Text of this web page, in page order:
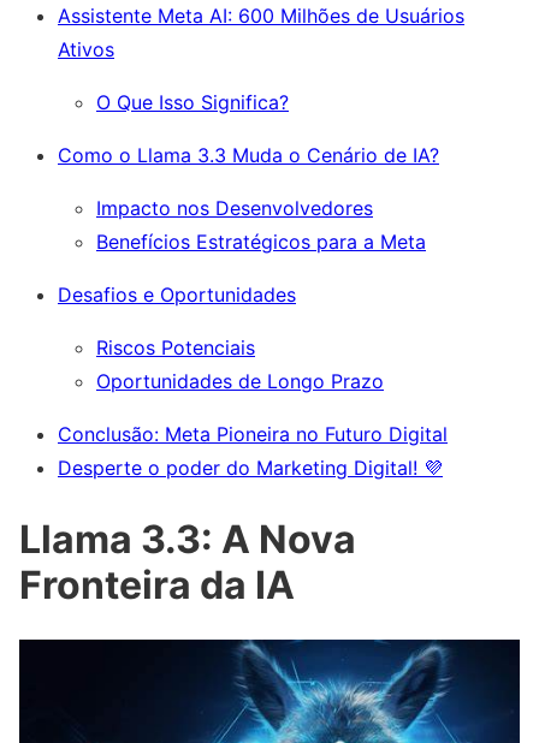
Assistente Meta AI: 600 Milhões de Usuários
Ativos
O Que Isso Significa?
Como o Llama 3.3 Muda o Cenário de IA?
Impacto nos Desenvolvedores
Benefícios Estratégicos para a Meta
Desafios e Oportunidades
Riscos Potenciais
Oportunidades de Longo Prazo
Conclusão: Meta Pioneira no Futuro Digital
Desperte o poder do Marketing Digital! 💜
Llama 3.3: A Nova
Fronteira da IA